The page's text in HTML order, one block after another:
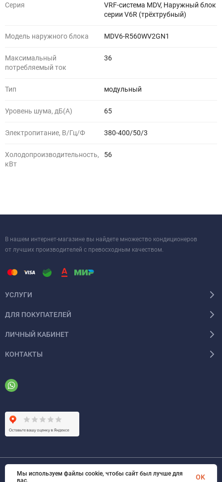
Серия
VRF-система MDV, Наружный блок
серии V6R (трёхтрубный)
Модель наружного блока MDV6-R560WV2GN1
Максимальный
потребляемый ток
36
Тип модульный
Уровень шума, дБ(A) 65
Электропитание, В/Гц/Ф 380-400/50/3
Холодопроизводительность,
кВт
56
В нашем интернет-магазине вы найдете множество кондиционеров
от лучших производителей с превосходным качеством.
УСЛУГИ
ДЛЯ ПОКУПАТЕЛЕЙ
ЛИЧНЫЙ КАБИНЕТ
КОНТАКТЫ
© 2026 ООО «ФАЗИНЖИНИРИНГ». Все права защищены
Мы используем файлы cookie, чтобы сайт был лучше для
вас.
OK